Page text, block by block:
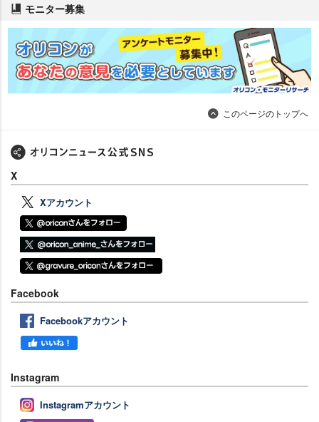
モニター募集
このページのトップへ
X
Xアカウント
Facebook
Facebookアカウント
Instagram
Instagramアカウント